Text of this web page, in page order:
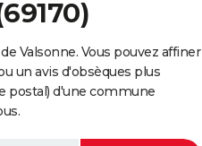
Valsonne. Vous pouvez affiner
un avis d'obsèques plus
postal) d'une commune